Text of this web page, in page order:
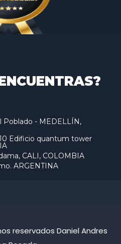
Poblado - MEDELLÍN,
Edificio quantum tower
CALI, COLOMBIA
ARGENTINA
reservados Daniel Andres